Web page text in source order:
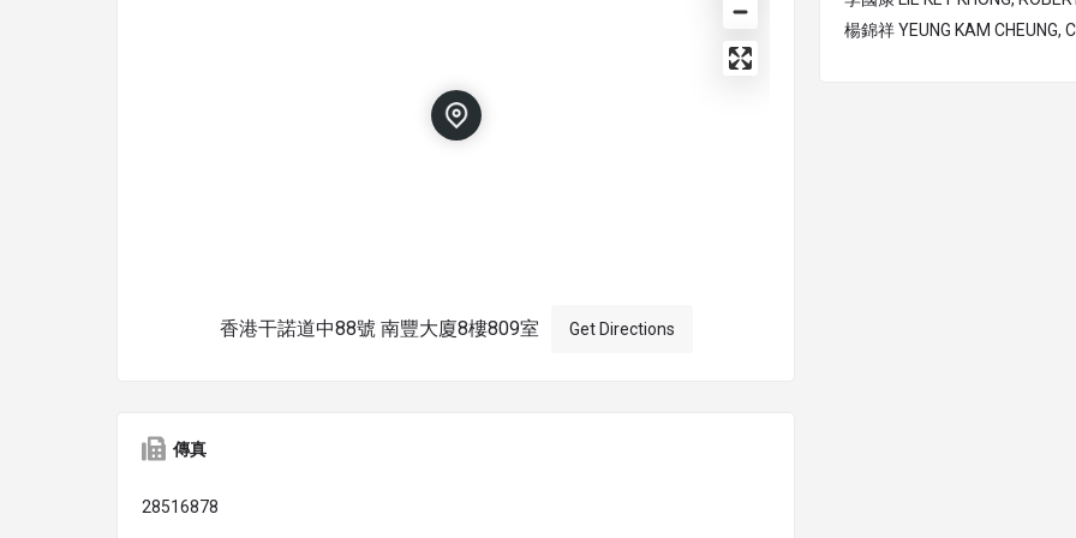
香港干諾道中88號 南豐大廈8樓809室 Get Directions
傳真
28516878
楊錦祥 YEUNG KAM CHEUNG,